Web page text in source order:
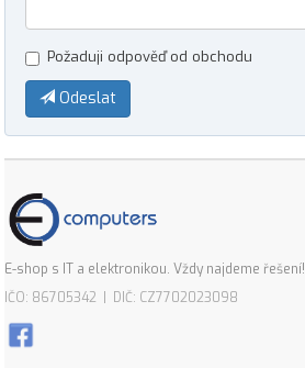
Požaduji odpověď od obchodu
Odeslat
E-shop s IT a elektronikou. Vždy najdeme řešení!
IČO: 86705342 | DIČ: CZ7702023098